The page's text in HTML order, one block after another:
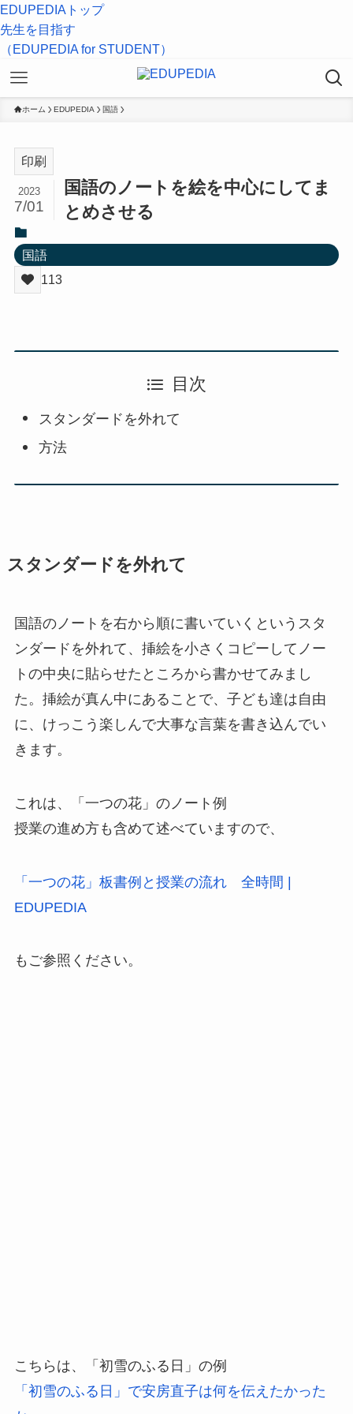
EDUPEDIAトップ
先生を目指す
（EDUPEDIA for STUDENT）
ホーム EDUPEDIA 国語
印刷
国語のノートを絵を中心にしてま
とめさせる
2023
7/01
国語
113
目次
スタンダードを外れて
方法
スタンダードを外れて
国語のノートを右から順に書いていくというスタ
ンダードを外れて、挿絵を小さくコピーしてノー
トの中央に貼らせたところから書かせてみまし
た。挿絵が真ん中にあることで、子ども達は自由
に、けっこう楽しんで大事な言葉を書き込んでい
きます。
これは、「一つの花」のノート例
授業の進め方も含めて述べていますので、
「一つの花」板書例と授業の流れ 全時間 |
EDUPEDIA
もご参照ください。
こちらは、「初雪のふる日」の例
「初雪のふる日」で安房直子は何を伝えたかった